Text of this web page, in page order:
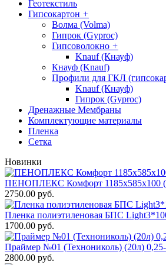
Геотекстиль
Гипсокартон +
Волма (Volma)
Гипрок (Gyproc)
Гипсоволокно +
Knauf (Кнауф)
Кнауф (Knauf)
Профили для ГКЛ
Knauf (Кнауф)
Гипрок (Gyproc)
Дренажные Мембраны
Комплектующие материалы
Пленка
Сетка
Новинки
ПЕНОПЛЕКС Комфорт 1185х585х100
2750.00 руб.
Пленка полиэтиленовая БПС
1700.00 руб.
Праймер №01 (Технониколь) (20л)
2800.00 руб.